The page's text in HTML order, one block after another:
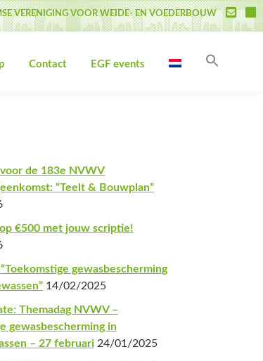
VERENIGING VOOR WEIDE- EN VOEDERBOUW
Contact EGF events
voor de 183e NVWV
“Teelt & Bouwplan”
€500 met jouw scriptie!
gewasbescherming
14/02/2025
Themadag NVWV –
gewasbescherming in
– 27 februari 24/01/2025